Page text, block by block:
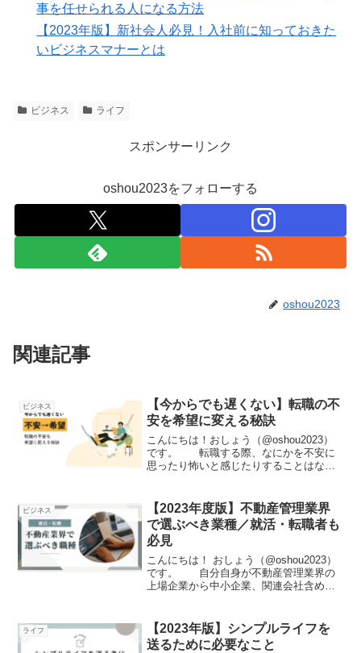
事を任せられる人になる方法
【2023年版】新社会人必見！入社前に知っておきた
いビジネスマナーとは
ビジネス ライフ
スポンサーリンク
oshou2023をフォローする
oshou2023
関連記事
ビジネス
【今からでも遅くない】転職の不
安を希望に変える秘訣
こんにちは！おしょう（@oshou2023）
です。 転職する際、なにかを不安に
思ったり怖いと感じたりすることはない
しい環境が楽しみな一方、転職前や内定
が決まったあとな...
ビジネス
【2023年度版】不動産管理業界
で選ぶべき業種／就活・転職者も
必見
こんにちは！ おしょう（@oshou2023）
です。 自分自身が不動産管理業界の
上場企業から中小企業、関連会社含め多
界は働く会社と同様に業種が重要である
のに、意外と知...
ライフ
【2023年版】シンプルライフを
送るために必要なこと